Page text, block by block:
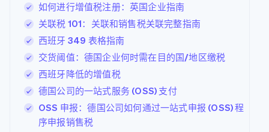
如何进行增值税注册：英国企业指南
关联税 101：关联和销售税关联完整指南
西班牙 349 表格指南
交货阈值：德国企业何时需在目的国/地区缴税
西班牙降低的增值税
德国公司的一站式服务 (OSS) 支付
OSS 申报：德国公司如何通过一站式申报 (OSS) 程
序申报销售税